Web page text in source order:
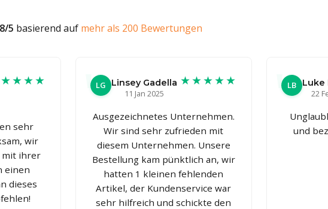
5 basierend auf mehr als 200 Bewertungen
sehr
wir
mit ihrer
einen
dieses
LG
Linsey Gadella
11 Jan 2025
★★★★★
Ausgezeichnetes Unternehmen.
Wir sind sehr zufrieden mit
diesem Unternehmen. Unsere
Bestellung kam pünktlich an, wir
hatten 1 kleinen fehlenden
Artikel, der Kundenservice war
sehr hilfreich und schickte den
LB Luke
22
und